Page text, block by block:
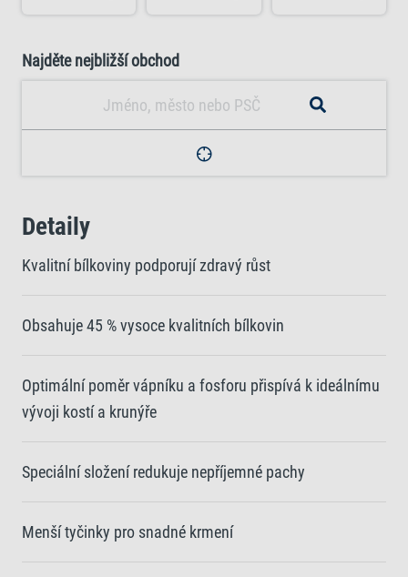
Najděte nejbližší obchod
Detaily
Kvalitní bílkoviny podporují zdravý růst
Obsahuje 45 % vysoce kvalitních bílkovin
Optimální poměr vápníku a fosforu přispívá k ideálnímu
vývoji kostí a krunýře
Speciální složení redukuje nepříjemné pachy
Menší tyčinky pro snadné krmení